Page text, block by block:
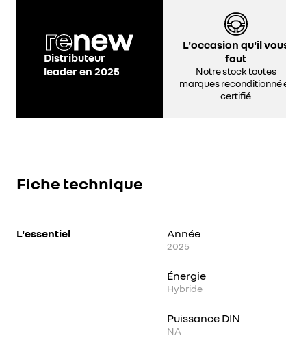
Distributeur
leader en 2025
L'occasion qu'il
faut
Notre stock toutes
marques reconditionné
certifié
Fiche technique
L'essentiel Année
2025
Énergie
Hybride
Puissance DIN
NA